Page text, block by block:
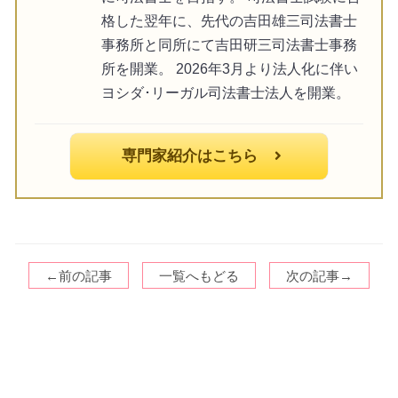
格した翌年に、先代の吉田雄三司法書士
事務所と同所にて吉田研三司法書士事務
所を開業。 2026年3月より法人化に伴い
ヨシダ･リーガル司法書士法人を開業。
専門家紹介はこちら
←前の記事 一覧へもどる 次の記事→